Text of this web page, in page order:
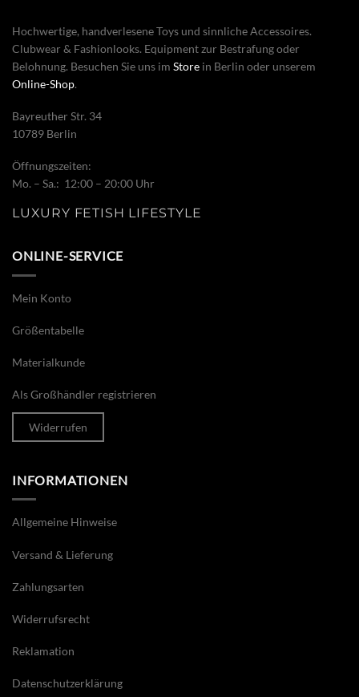
Hochwertige, handverlesene Toys und sinnliche Accessoires.
Clubwear & Fashionlooks. Equipment zur Bestrafung oder
Belohnung. Besuchen Sie uns im Store in Berlin oder unserem
Online-Shop.
Bayreuther Str. 34
10789 Berlin
Öffnungszeiten:
Mo. – Sa.: 12:00 – 20:00 Uhr
LUXURY FETISH LIFESTYLE
ONLINE-SERVICE
Mein Konto
Größentabelle
Materialkunde
Als Großhändler registrieren
Widerrufen
INFORMATIONEN
Allgemeine Hinweise
Versand & Lieferung
Zahlungsarten
Widerrufsrecht
Reklamation
Datenschutzerklärung